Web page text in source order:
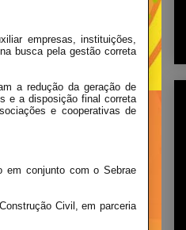
empresas, instituições,
busca pela gestão correta
a redução da geração de
e a disposição final correta
e cooperativas de
em conjunto com o Sebrae
Civil, em parceria